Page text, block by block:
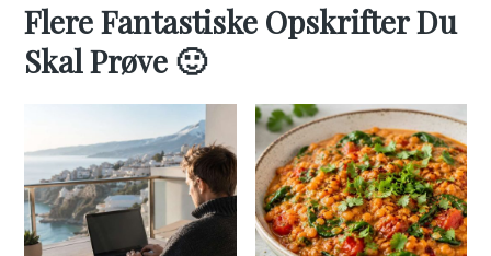
Flere Fantastiske Opskrifter Du
Skal Prøve 🙂